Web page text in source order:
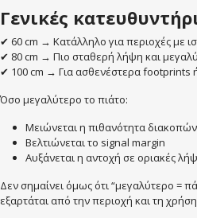
Γενικές
✔ 60 cm → Κατάλληλο για περιοχές με
✔ 80 cm → Πιο σταθερή λήψη και
✔ 100 cm → Για ασθενέστερα footprints
Όσο μεγαλύτερο το πιάτο:
Μειώνεται η πιθανότητα
Βελτιώνεται το signal margin
Αυξάνεται η αντοχή σε οριακές
Δεν σημαίνει όμως ότι “μεγαλύτερο =
εξαρτάται από την περιοχή και τη